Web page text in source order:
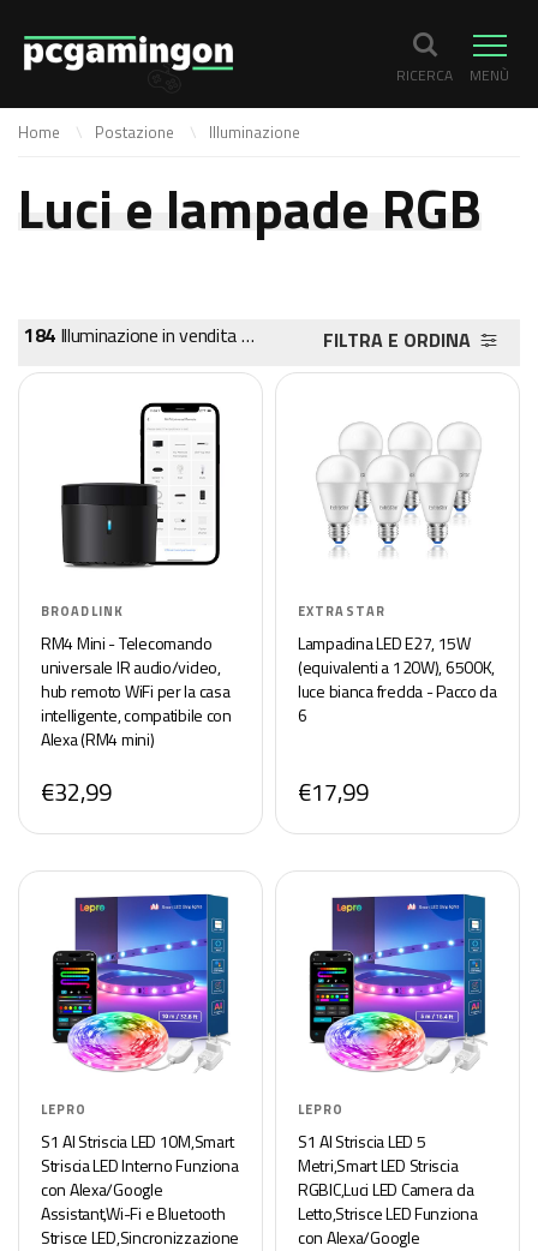
RICERCA MENÙ
Home Postazione Illuminazione
Luci e lampade RGB
184 Illuminazione in vendita online FILTRA E ORDINA
BROADLINK
RM4 Mini - Telecomando
universale IR audio/video,
hub remoto WiFi per la casa
intelligente, compatibile con
Alexa (RM4 mini)
€32,99
EXTRASTAR
Lampadina LED E27, 15W
(equivalenti a 120W), 6500K,
luce bianca fredda - Pacco da
6
€17,99
LEPRO
S1 AI Striscia LED 10M,Smart
Striscia LED Interno Funziona
con Alexa/Google
Assistant,Wi-Fi e Bluetooth
Strisce LED,Sincronizzazione
LEPRO
S1 AI Striscia LED 5
Metri,Smart LED Striscia
RGBIC,Luci LED Camera da
Letto,Strisce LED Funziona
con Alexa/Google